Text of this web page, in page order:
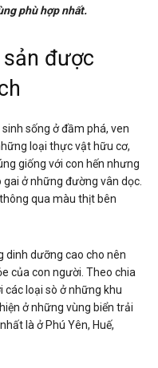
phù hợp nhất.
sản được
sống ở đầm phá, ven
loại thực vật hữu cơ,
giống với con hến nhưng
ở những đường vân dọc.
qua màu thịt bên
dinh dưỡng cao cho nên
của con người. Theo chia
các loại sò ở những khu
ở những vùng biển trải
là ở Phú Yên, Huế,